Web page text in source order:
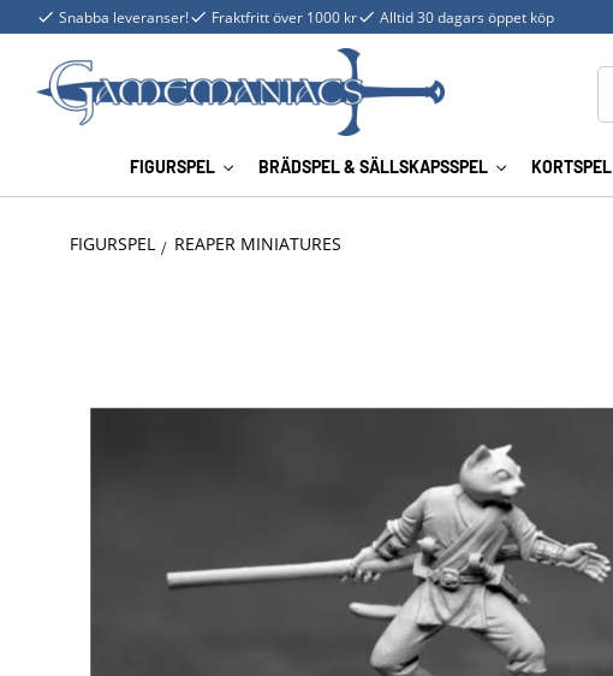
Snabba leveranser! Fraktfritt över 1000 kr Alltid 30 dagars öppet köp
FIGURSPEL BRÄDSPEL & SÄLLSKAPSSPEL KORTSPEL
FIGURSPEL REAPER MINIATURES